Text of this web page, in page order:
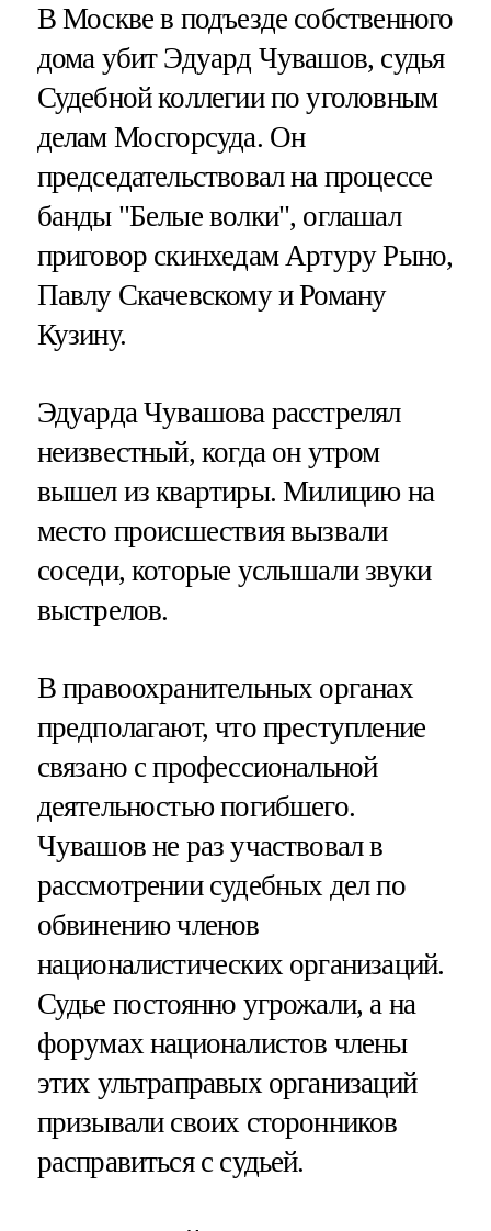
В Москве в подъезде собственного
дома убит Эдуард Чувашов, судья
Судебной коллегии по уголовным
делам Мосгорсуда. Он
председательствовал на процессе
банды "Белые волки", оглашал
приговор скинхедам Артуру Рыно,
Павлу Скачевскому и Роману
Кузину.
Эдуарда Чувашова расстрелял
неизвестный, когда он утром
вышел из квартиры. Милицию на
место происшествия вызвали
соседи, которые услышали звуки
выстрелов.
В правоохранительных органах
предполагают, что преступление
связано с профессиональной
деятельностью погибшего.
Чувашов не раз участвовал в
рассмотрении судебных дел по
обвинению членов
националистических организаций.
Судье постоянно угрожали, а на
форумах националистов члены
этих ультраправых организаций
призывали своих сторонников
расправиться с судьей.